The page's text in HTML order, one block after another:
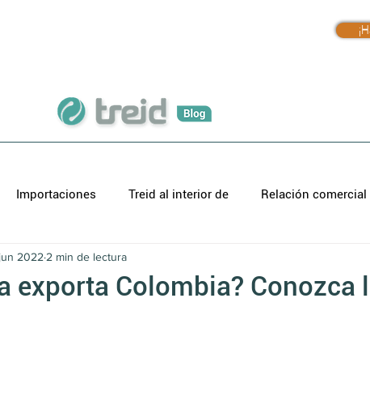
Importaciones Treid al interior de Relación comercial
exporta Colombia? Conozca
2022 2 min de lectura